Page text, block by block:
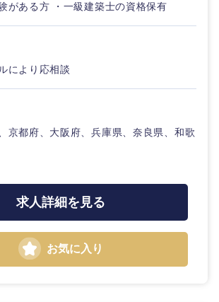
がある方 ・一級建築士の資格保有
により応相談
京都府、大阪府、兵庫県、奈良県、和歌
求人詳細を見る
お気に入り